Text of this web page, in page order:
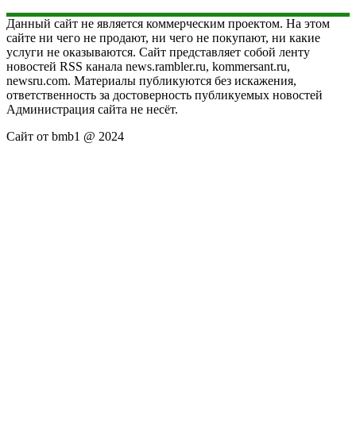
Данный сайт не является коммерческим проектом. На этом
сайте ни чего не продают, ни чего не покупают, ни какие
услуги не оказываются. Сайт представляет собой ленту
новостей RSS канала news.rambler.ru, kommersant.ru,
newsru.com. Материалы публикуются без искажения,
ответственность за достоверность публикуемых новостей
Администрация сайта не несёт.
Сайт от bmb1 @ 2024